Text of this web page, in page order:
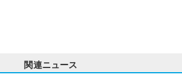
関連ニュース